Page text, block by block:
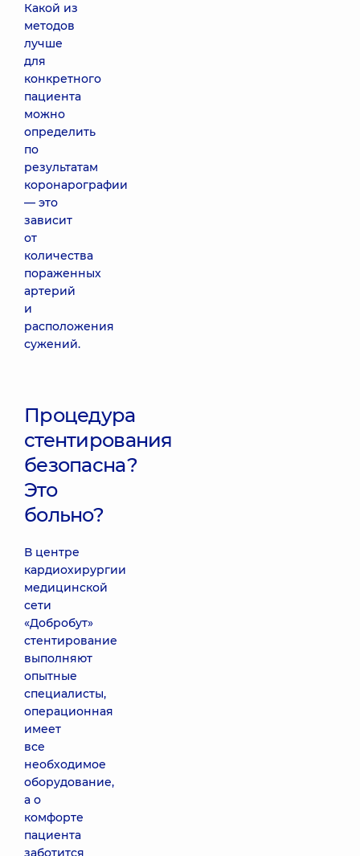
Какой из
методов
лучше
для
конкретного
пациента
можно
определить
по
результатам
коронарографии
— это
зависит
от
количества
пораженных
артерий
и
расположения
сужений.
Процедура
стентирования
безопасна?
Это
больно?
В центре
кардиохирургии
медицинской
сети
«Добробут»
стентирование
выполняют
опытные
специалисты,
операционная
имеет
все
необходимое
оборудование,
а о
комфорте
пациента
заботится